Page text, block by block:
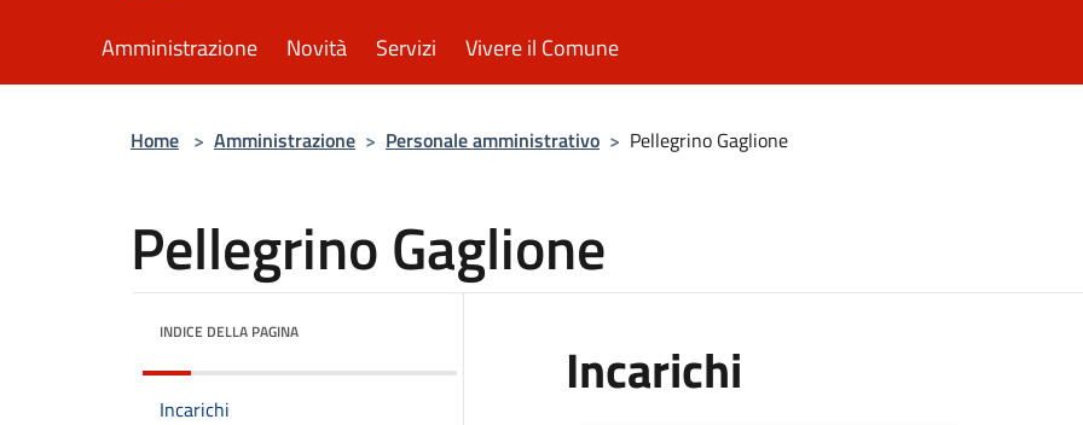
Amministrazione Novità Servizi Vivere il Comune
Home > Amministrazione > Personale amministrativo > Pellegrino Gaglione
Pellegrino Gaglione
INDICE DELLA PAGINA
Incarichi
Incarichi